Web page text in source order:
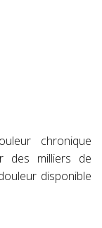
chronique
des milliers de
disponible